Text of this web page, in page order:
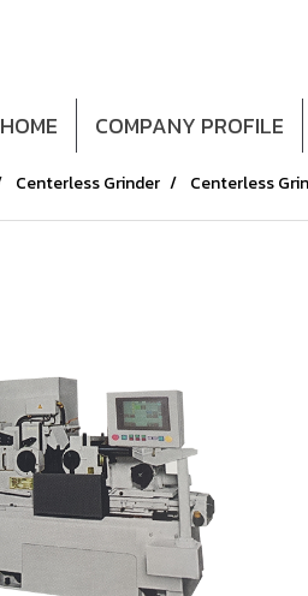
HOME COMPANY PROFILE
Centerless Grinder Centerless